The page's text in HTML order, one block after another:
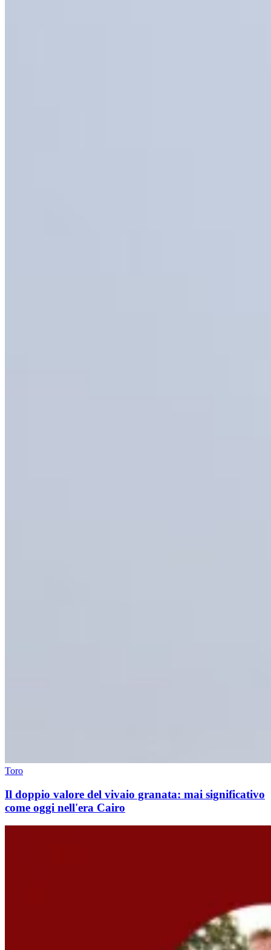
Toro
Il doppio valore del vivaio granata: mai significativo
come oggi nell'era Cairo